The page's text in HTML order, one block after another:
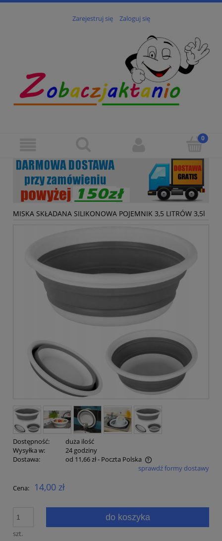
Zarejestruj się Zaloguj się
MISKA SKŁADANA SILIKONOWA POJEMNIK 3,5 LITRÓW 3,5l
Dostępność:
duża ilość
Wysyłka w:
24 godziny
Dostawa:
od 11,66 zł- Poczta Polska
Cena nie zawiera ewentualnych kosztów płatnościsprawdź formy dostawy
Cena: 14,00 zł
szt.
do koszyka